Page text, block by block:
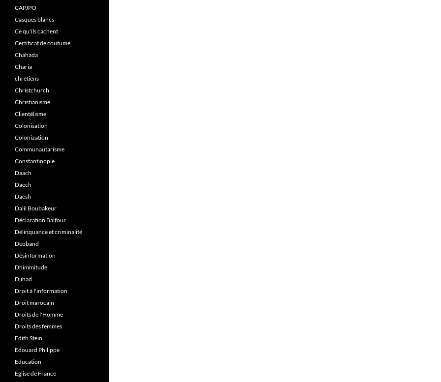
CAPJPO
Casques blancs
Ce qu'ils cachent
Certificat de coutume
Chahada
Charia
chrétiens
Christchurch
Christianisme
Clientélisme
Colonisation
Colonization
Communautarisme
Constantinople
Daach
Daech
Daesh
Dalil Boubakeur
Déclaration Balfour
Délinquance et criminalité
Deoband
Désinformation
Dhimmitude
Djihad
Droit à l'information
Droit marocain
Droits de l'Homme
Droits des femmes
Edith Stein
Edouard Philippe
Education
Eglise de France